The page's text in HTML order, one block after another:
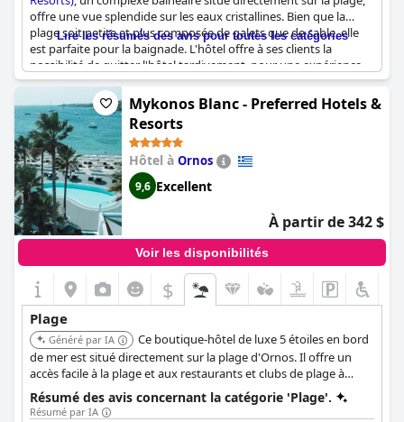
offre une vue splendide sur les eaux cristallines. Bien que la
plage soit petite et plus composée de galets que de sable, elle
est parfaite pour la baignade. L'hôtel offre à ses clients la
possibilité de quitter l'hôtel tardivement, pour une expérience
sans tracas. De plus, avec sa propre plage, ce complexe est
parfait pour les clients qui souhaitent une expérience plus
isolée. En ce qui concerne l'emplacement, les clients peuvent
facilement accéder à la plage d'Ornos qui se trouve à une courte
distance. Dans l'ensemble, le
Mykonos - Preferred Hotels & Resorts) est une excellente option
pour ceux qui recherchent des vacances paisibles et charmantes
à la plage.
Lire les résumés des avis pour toutes les catégories
Mykonos Blanc - Preferred Hotels &
Resorts
Hôtel à Ornos
9,6 Excellent
À partir de 342 $
Voir les disponibilités
$
Plage
Généré par IA
Ce boutique-hôtel de luxe 5 étoiles en bord
de mer est situé directement sur la plage d'Ornos. Il offre un
accès facile à la plage et aux restaurants et clubs de plage à
proximité.
Résumé des avis concernant la catégorie 'Plage'.
Résumé par IA